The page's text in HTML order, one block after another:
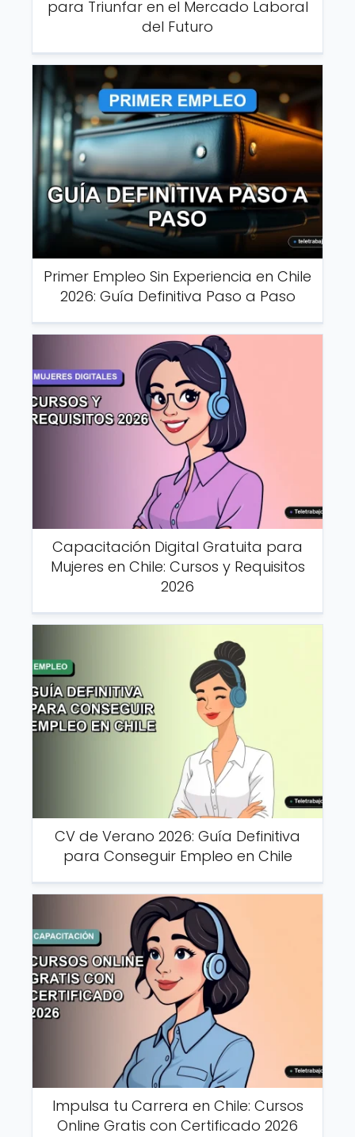
para Triunfar en el Mercado Laboral
del Futuro
Primer Empleo Sin Experiencia en Chile
2026: Guía Definitiva Paso a Paso
Capacitación Digital Gratuita para
Mujeres en Chile: Cursos y Requisitos
2026
CV de Verano 2026: Guía Definitiva
para Conseguir Empleo en Chile
Impulsa tu Carrera en Chile: Cursos
Online Gratis con Certificado 2026